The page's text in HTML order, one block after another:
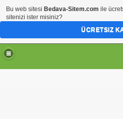
Bu web sitesi Bedava-Sitem.com ile
sitenizi ister misiniz?
ÜCRETSIZ